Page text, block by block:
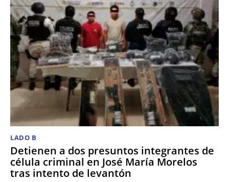
LADO B
Detienen a dos presuntos integrantes de
célula criminal en José María Morelos
tras intento de levantón